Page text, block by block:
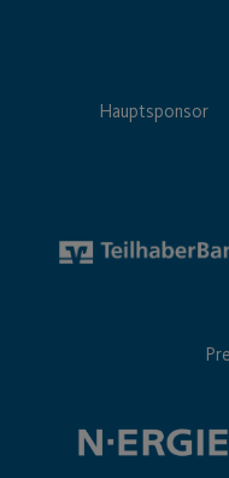
Hauptsponsor